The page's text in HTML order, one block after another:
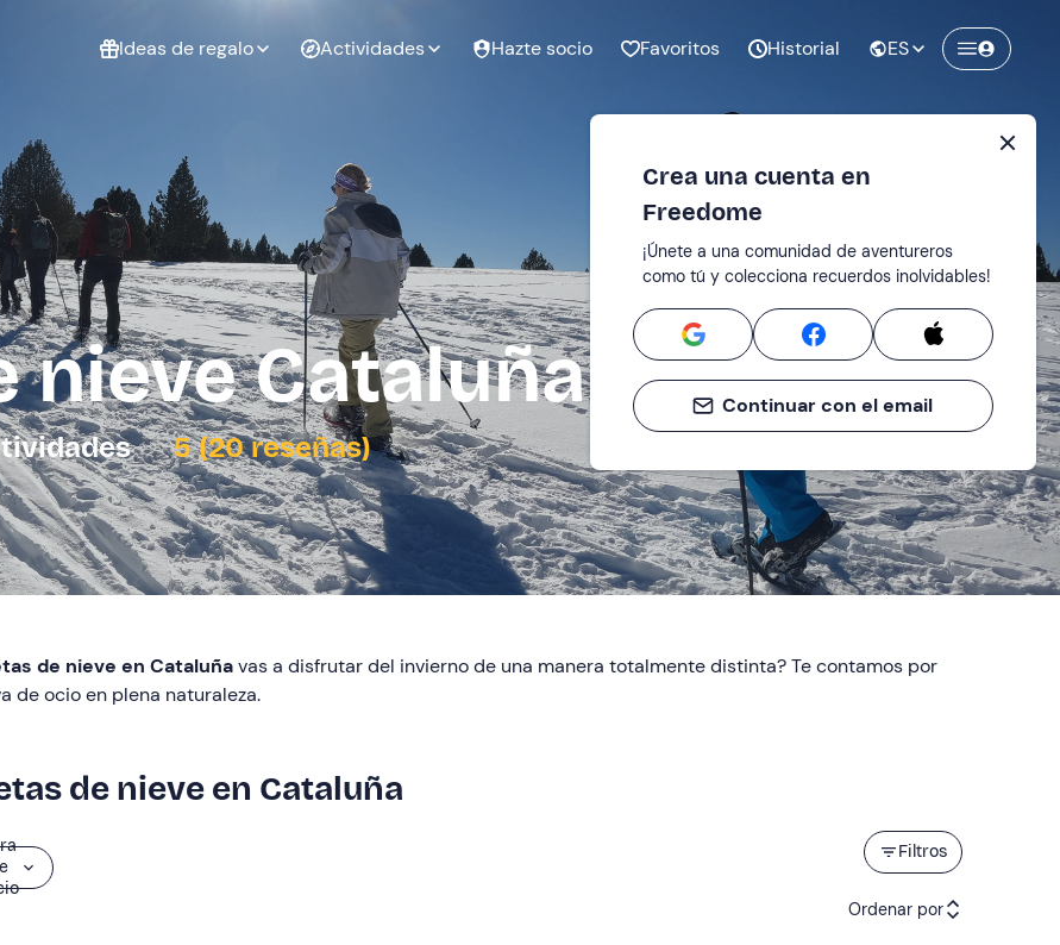
Ideas de regalo
que te
libre
Experiencias
para regalar
Experiencias
para regalar
en pareja
cumpleaños
Regalo de
graduación
Despedida de
soltero
Despedida de
soltera
Actividades Hazte socio Favoritos Historial ES
nieve Cataluña
5 (20 reseñas)
de nieve en Cataluñavas a disfrutar del invierno de una manera totalmente distinta? Te contamos por
de ocio en plena naturaleza.
de nieve en Cataluña
Filtros
Ordenar por
Crea una cuenta en
Freedome
¡Únete a una comunidad de aventureros
como tú y colecciona recuerdos inolvidables!
Continuar con el email